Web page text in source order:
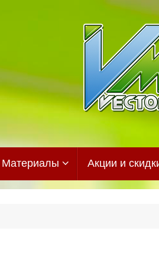
Материалы Акции и